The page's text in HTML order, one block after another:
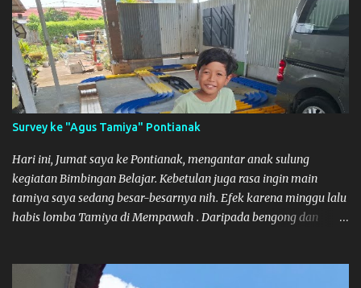
Survey ke "Agus Tamiya" Pontianak
Hari ini, Jumat saya ke Pontianak, mengantar anak sulung
kegiatan Bimbingan Belajar. Kebetulan juga rasa ingin main
tamiya saya sedang besar-besarnya nih. Efek karena minggu lalu
habis lomba Tamiya di Mempawah . Daripada bengong dan